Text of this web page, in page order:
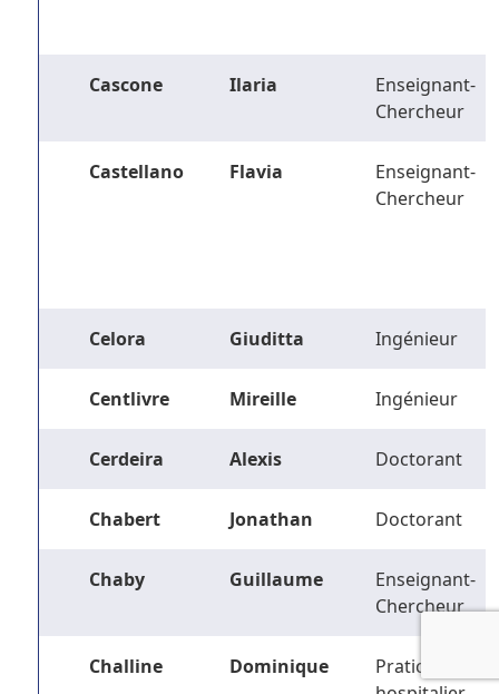
Cascone Ilaria
Enseignant-
Chercheur
Castellano Flavia
Enseignant-
Chercheur
Celora Giuditta Ingénieur
Centlivre Mireille Ingénieur
Cerdeira Alexis Doctorant
Chabert Jonathan Doctorant
Chaby Guillaume
Enseignant-
Chercheur
Challine Dominique
Praticien